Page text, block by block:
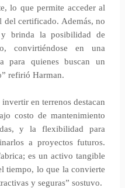
lo que permite acceder al
del certificado. Además, no
brinda la posibilidad de
convirtiéndose en una
para quienes buscan un
refirió Harman.
en terrenos destacan
costo de mantenimiento
y la flexibilidad para
a proyectos futuros.
es un activo tangible
tiempo, lo que la convierte
y seguras” sostuvo.